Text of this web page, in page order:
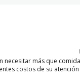
necesitar más que
costos de su